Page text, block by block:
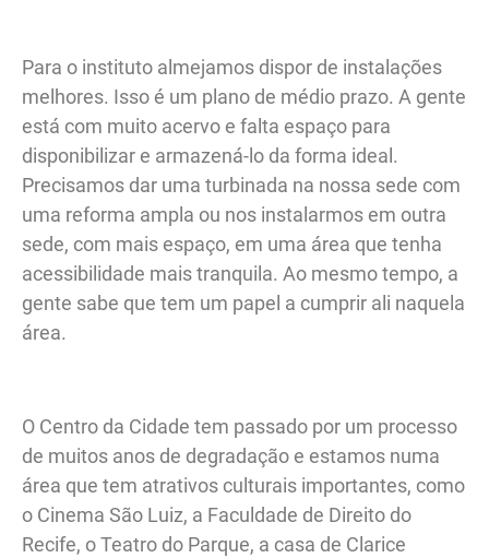
Para o instituto almejamos dispor de instalações
melhores. Isso é um plano de médio prazo. A gente
está com muito acervo e falta espaço para
disponibilizar e armazená-lo da forma ideal.
Precisamos dar uma turbinada na nossa sede com
uma reforma ampla ou nos instalarmos em outra
sede, com mais espaço, em uma área que tenha
acessibilidade mais tranquila. Ao mesmo tempo, a
gente sabe que tem um papel a cumprir ali naquela
área.
O Centro da Cidade tem passado por um processo
de muitos anos de degradação e estamos numa
área que tem atrativos culturais importantes, como
o Cinema São Luiz, a Faculdade de Direito do
Recife, o Teatro do Parque, a casa de Clarice